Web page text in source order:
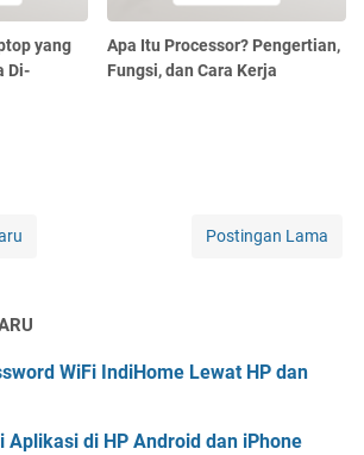
yang
Di-
Apa Itu Processor? Pengertian,
Fungsi, dan Cara Kerja
Postingan Lama
WiFi IndiHome Lewat HP dan
Aplikasi di HP Android dan iPhone